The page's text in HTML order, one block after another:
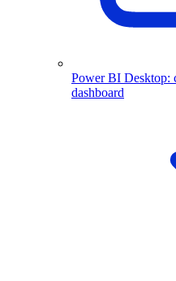
Power BI Desktop:
dashboard